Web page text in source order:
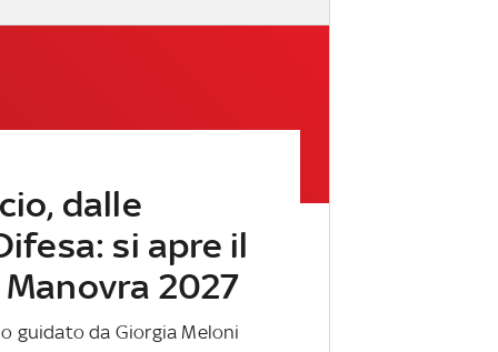
dalle
si apre il
2027
guidato da Giorgia Meloni